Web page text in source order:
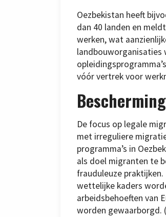
Oezbekistan heeft
dan 40 landen en
werken, wat
landbouworganisaties
vóór vertrek voor
De focus op legale
met irreguliere
programma’s in
als doel migranten te
frauduleuze
wettelijke kaders
arbeidsbehoeften van
worden gewaarborgd.